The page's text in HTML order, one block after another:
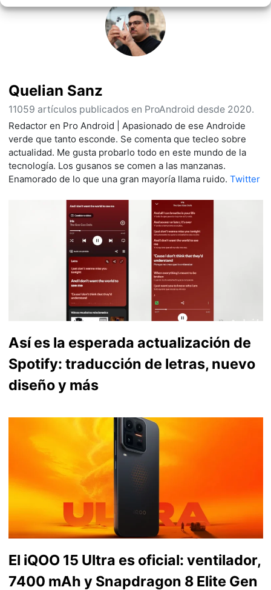
Quelian Sanz
11059 artículos publicados en ProAndroid desde 2020.
Redactor en Pro Android | Apasionado de ese Androide
verde que tanto esconde. Se comenta que tecleo sobre
actualidad. Me gusta probarlo todo en este mundo de la
tecnología. Los gusanos se comen a las manzanas.
Enamorado de lo que una gran mayoría llama ruido. Twitter
Así es la esperada actualización de
Spotify: traducción de letras, nuevo
diseño y más
El iQOO 15 Ultra es oficial: ventilador,
7400 mAh y Snapdragon 8 Elite Gen